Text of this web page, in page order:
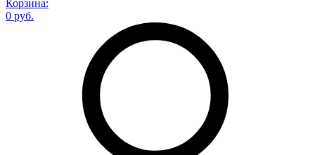
Корзина:
0 руб.